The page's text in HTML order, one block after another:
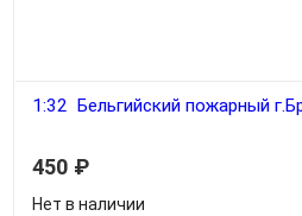
1:32 Бельгийский пожарный
450 ₽
Нет в наличии